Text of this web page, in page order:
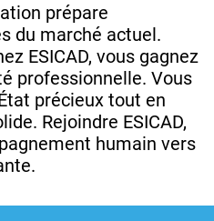
prépare
du marché actuel.
ESICAD, vous gagnez
professionnelle. Vous
précieux tout en
Rejoindre ESICAD,
humain vers